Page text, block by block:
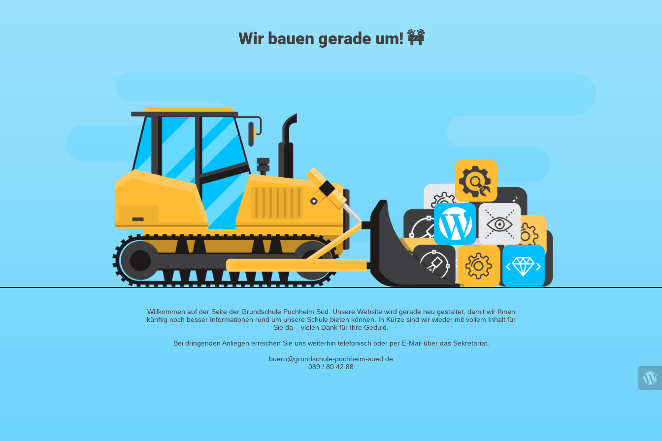
Wir bauen gerade um! 🚧
Willkommen auf der Seite der Grundschule Puchheim Süd. Unsere Website wird gerade neu gestaltet, damit wir Ihnen
künftig noch besser Informationen rund um unsere Schule bieten können. In Kürze sind wir wieder mit vollem Inhalt für
Sie da – vielen Dank für Ihre Geduld.
Bei dringenden Anliegen erreichen Sie uns weiterhin telefonisch oder per E-Mail über das Sekretariat.
buero@grundschule-puchheim-sued.de
089 / 80 42 88